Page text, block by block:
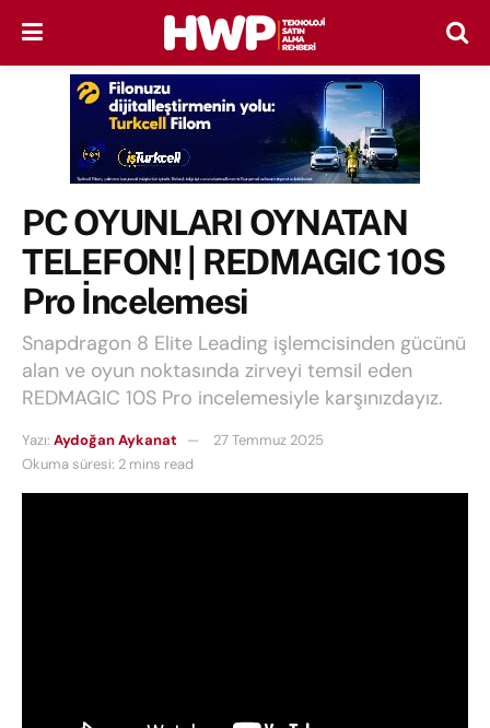
PC OYUNLARI OYNATAN
TELEFON! | REDMAGIC 10S
Pro İncelemesi
Snapdragon 8 Elite Leading işlemcisinden gücünü
alan ve oyun noktasında zirveyi temsil eden
REDMAGIC 10S Pro incelemesiyle karşınızdayız.
Yazı: Aydoğan Aykanat
27 Temmuz 2025
Okuma süresi: 2 mins read